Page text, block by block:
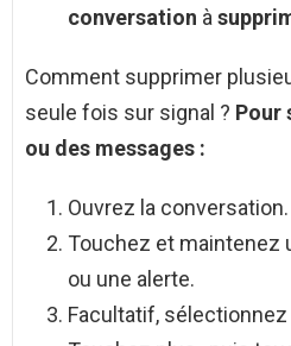
conversation à
Comment supprimer
seule fois sur signal ? Pour
ou des messages :
Ouvrez la conversation.
Touchez et maintenez
ou une alerte.
Facultatif, sélectionnez